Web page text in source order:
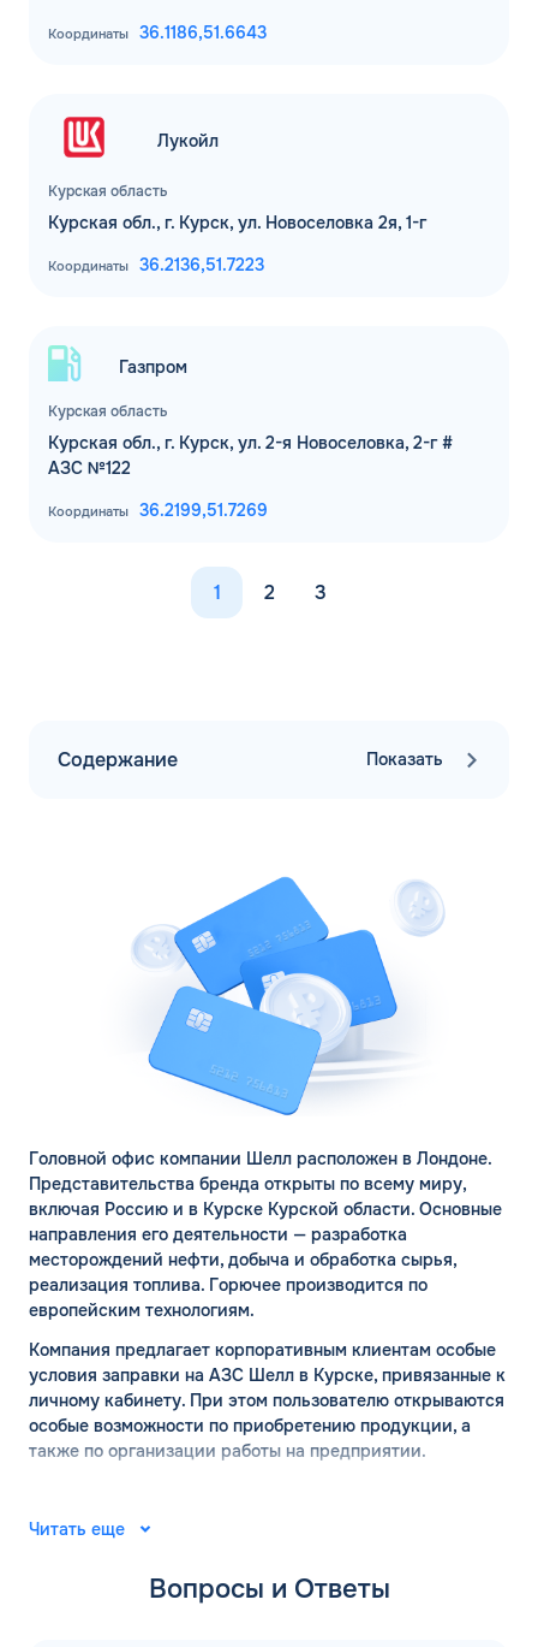
Координаты 36.1186,51.6643
Курская область
Лукойл
Курская обл., г. Курск, ул. Новоселовка 2я, 1-г
Координаты 36.2136,51.7223
Курская область
Газпром
Курская обл., г. Курск, ул. 2-я Новоселовка, 2-г #
АЗС №122
Координаты 36.2199,51.7269
1 2 3
Содержание Показать
Головной офис компании Шелл расположен в Лондоне.
Представительства бренда открыты по всему миру,
включая Россию и в Курске Курской области. Основные
направления его деятельности — разработка
месторождений нефти, добыча и обработка сырья,
реализация топлива. Горючее производится по
европейским технологиям.
Компания предлагает корпоративным клиентам особые
условия заправки на АЗС Шелл в Курске, привязанные к
личному кабинету. При этом пользователю открываются
особые возможности по приобретению продукции, а
также по организации работы на предприятии.
официальный сайт
Место рождения компании Шелл — город Хельсинки. Ее
основал финский капитан Мауриц Скогстрем с
Читать еще
Вопросы и Ответы